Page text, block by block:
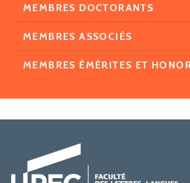
MEMBRES DOCTORANTS
MEMBRES ASSOCIÉS
MEMBRES ÉMÉRITES ET